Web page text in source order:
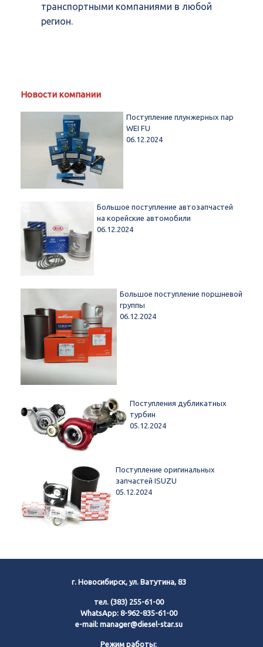
транспортными компаниями в любой
регион.
Новости компании
Поступление плунжерных пар
WEI FU
06.12.2024
Большое поступление автозапчастей
на корейские автомобили
06.12.2024
Большое поступление поршневой
группы
06.12.2024
Поступления дубликатных
турбин
05.12.2024
Поступление оригинальных
запчастей ISUZU
05.12.2024
г. Новосибирск, ул. Ватутина, 83
тел. (383) 255-61-00
WhatsApp: 8-962-835-61-00
e-mail: manager@diesel-star.su
Режим работы: